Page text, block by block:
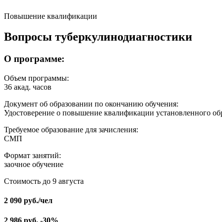
Повышение квалификации
Вопросы туберкулинодиагностики
О программе:
Объем программы:
36 акад. часов
Документ об образовании по окончанию обучения:
Удостоверение о повышение квалификации установленного
Требуемое образование для зачисления:
СМП
Формат занятий:
заочное обучение
Стоимость до 9 августа
2 090 руб./чел
2 986 руб. -30%